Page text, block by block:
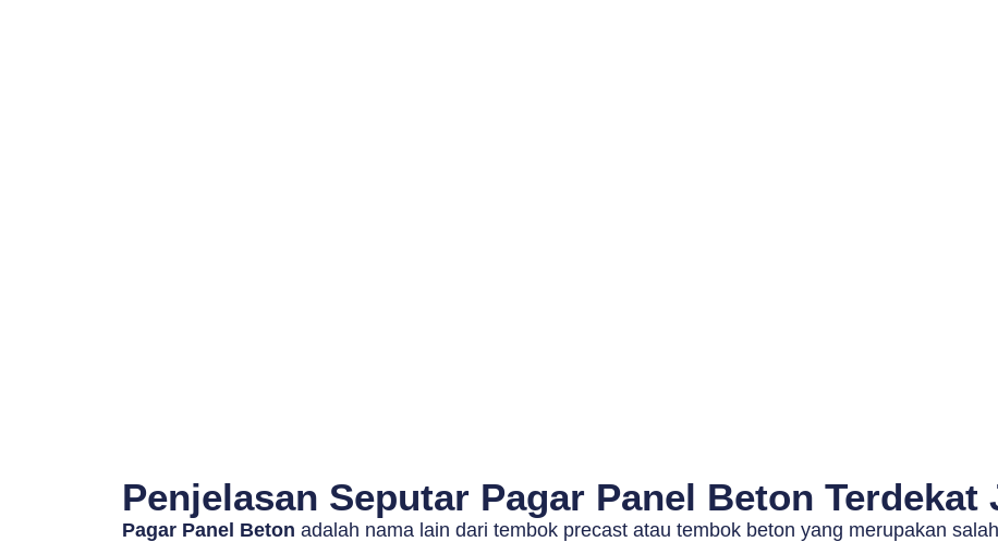
Penjelasan Seputar Pagar Panel Beton Terdekat
Pagar Panel Beton adalah nama lain dari tembok precast atau tembok beton yang merupakan